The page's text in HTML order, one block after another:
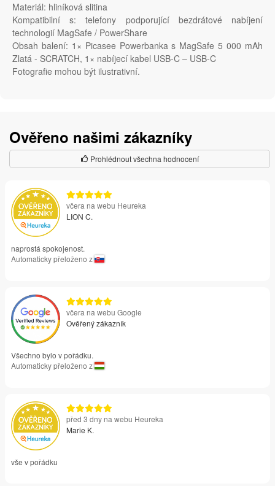
Materiál: hliníková slitina
Kompatibilní s: telefony podporující bezdrátové nabíjení
technologií MagSafe / PowerShare
Obsah balení: 1× Picasee Powerbanka s MagSafe 5 000 mAh
Zlatá - SCRATCH, 1× nabíjecí kabel USB-C – USB-C
Fotografie mohou být ilustrativní.
Ověřeno našimi zákazníky
Prohlédnout všechna hodnocení
včera na webu Heureka
LION C.
naprostá spokojenost.
Automaticky přeloženo z
včera na webu Google
Ověřený zákazník
Všechno bylo v pořádku.
Automaticky přeloženo z
před 3 dny na webu Heureka
Marie K.
vše v pořádku